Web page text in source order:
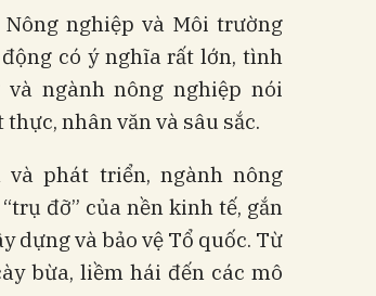
nghiệp và Môi trường
có ý nghĩa rất lớn, tình
ngành nông nghiệp nói
nhân văn và sâu sắc.
phát triển, ngành nông
đỡ” của nền kinh tế, gắn
dựng và bảo vệ Tổ quốc. Từ
bừa, liềm hái đến các mô